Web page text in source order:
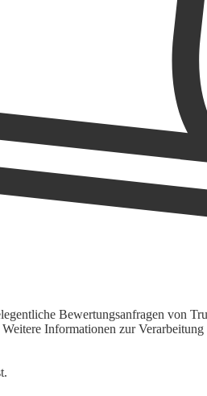
Bewertungsanfragen von
Informationen zur